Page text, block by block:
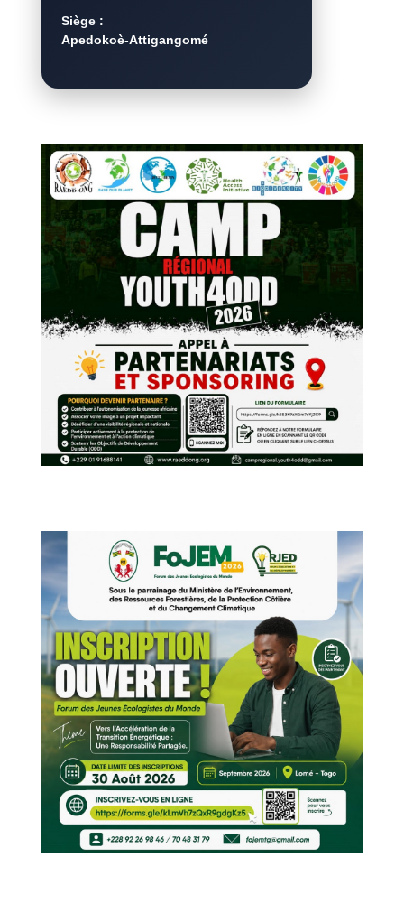
Siège :
Apedokoè-Attigangomé